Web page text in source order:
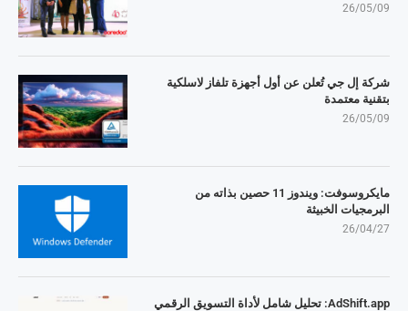
26/05/09
شركة إل جي تُعلن عن أول أجهزة تلفاز لاسلكية
بتقنية معتمدة
26/05/09
مايكروسوفت: ويندوز 11 حصين بذاته من
البرمجيات الخبيثة
26/04/27
AdShift.app: تحليل شامل لأداة التسويق الرقمي